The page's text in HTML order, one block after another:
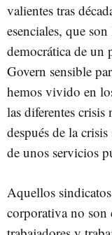
valientes tras
esenciales, que
democrática de un
Govern sensible
hemos vivido en
las diferentes
después de la
de unos servicios
Aquellos
corporativa no son